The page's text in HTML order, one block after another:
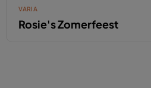
VARIA
Rosie's Zomerfeest